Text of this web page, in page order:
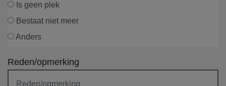
Is geen plek
Bestaat niet meer
Anders
Reden/opmerking